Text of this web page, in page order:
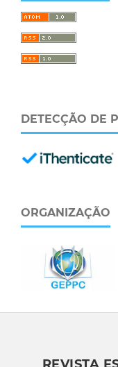
DETECÇÃO DE
ORGANIZAÇÃO